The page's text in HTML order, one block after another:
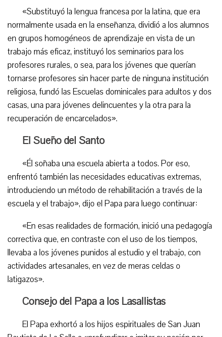
«Substituyó la lengua francesa por la latina, que era
normalmente usada en la enseñanza, dividió a los alumnos
en grupos homogéneos de aprendizaje en vista de un
trabajo más eficaz, instituyó los seminarios para los
profesores rurales, o sea, para los jóvenes que querían
tornarse profesores sin hacer parte de ninguna institución
religiosa, fundó las Escuelas dominicales para adultos y dos
casas, una para jóvenes delincuentes y la otra para la
recuperación de encarcelados».
El Sueño del Santo
«Él soñaba una escuela abierta a todos. Por eso,
enfrentó también las necesidades educativas extremas,
introduciendo un método de rehabilitación a través de la
escuela y el trabajo», dijo el Papa para luego continuar:
«En esas realidades de formación, inició una pedagogía
correctiva que, en contraste con el uso de los tiempos,
llevaba a los jóvenes punidos al estudio y el trabajo, con
actividades artesanales, en vez de meras celdas o
latigazos».
Consejo del Papa a los Lasallistas
El Papa exhortó a los hijos espirituales de San Juan